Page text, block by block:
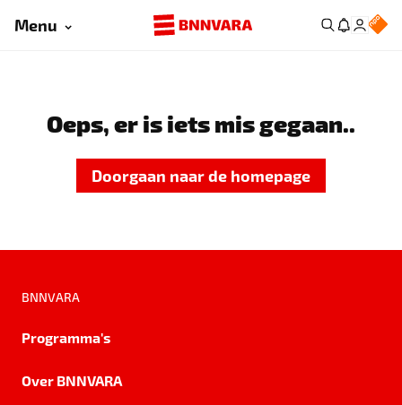
Menu
Oeps, er is iets mis gegaan..
Doorgaan naar de homepage
BNNVARA
Programma's
Over BNNVARA